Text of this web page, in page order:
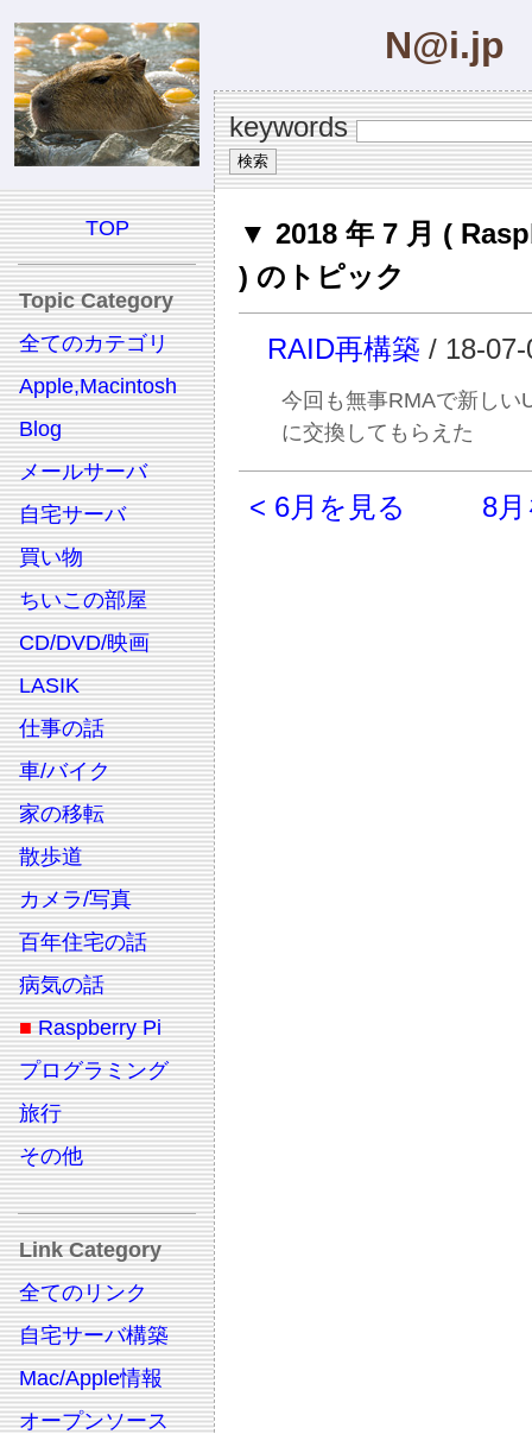
N@i.jp
keywords
TOP
Topic Category
全てのカテゴリ
Apple,Macintosh
Blog
メールサーバ
自宅サーバ
買い物
ちいこの部屋
CD/DVD/映画
LASIK
仕事の話
車/バイク
家の移転
散歩道
カメラ/写真
百年住宅の話
病気の話
■ Raspberry Pi
プログラミング
旅行
その他
Link Category
全てのリンク
自宅サーバ構築
Mac/Apple情報
オープンソース
▼ 2018 年 7 月 (
) のトピック
RAID再構築 / 18-07-
今回も無事RMAで新しい
に交換してもらえた
< 6月を見る 8